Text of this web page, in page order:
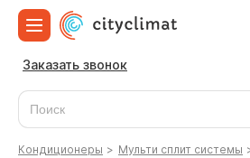
Заказать звонок
Кондиционеры > Мульти сплит системы